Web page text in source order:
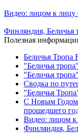
Видео: лицом к лицу
Финляндия, Беличья
Полезная
Беличья Тропа
"Беличья
"Беличья
Сводка по
"Беличья
С Новым
прошедшего
Видео: лицом к
Финляндия,